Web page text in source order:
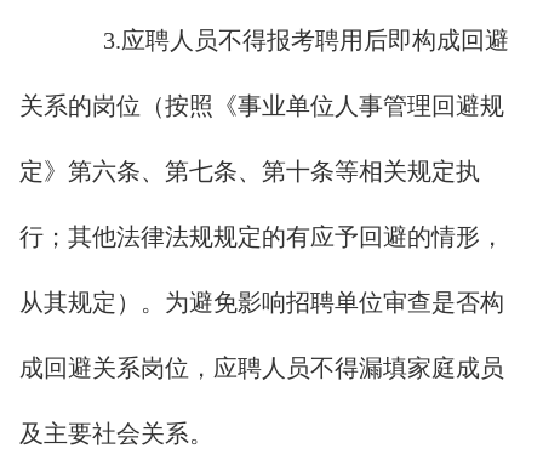
3.应聘人员不得报考聘用后即构成回避
关系的岗位（按照《事业单位人事管理回避规
定》第六条、第七条、第十条等相关规定执
行；其他法律法规规定的有应予回避的情形，
从其规定）。为避免影响招聘单位审查是否构
成回避关系岗位，应聘人员不得漏填家庭成员
及主要社会关系。